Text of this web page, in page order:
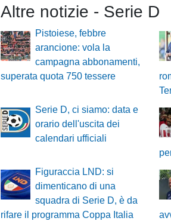
Altre notizie - Serie D
Pistoiese, febbre
arancione: vola la
campagna abbonamenti,
superata quota 750 tessere
Serie D, ci siamo: data e
orario dell'uscita dei
calendari ufficiali
Figuraccia LND: si
dimenticano di una
squadra di Serie D, è da
rifare il programma Coppa Italia